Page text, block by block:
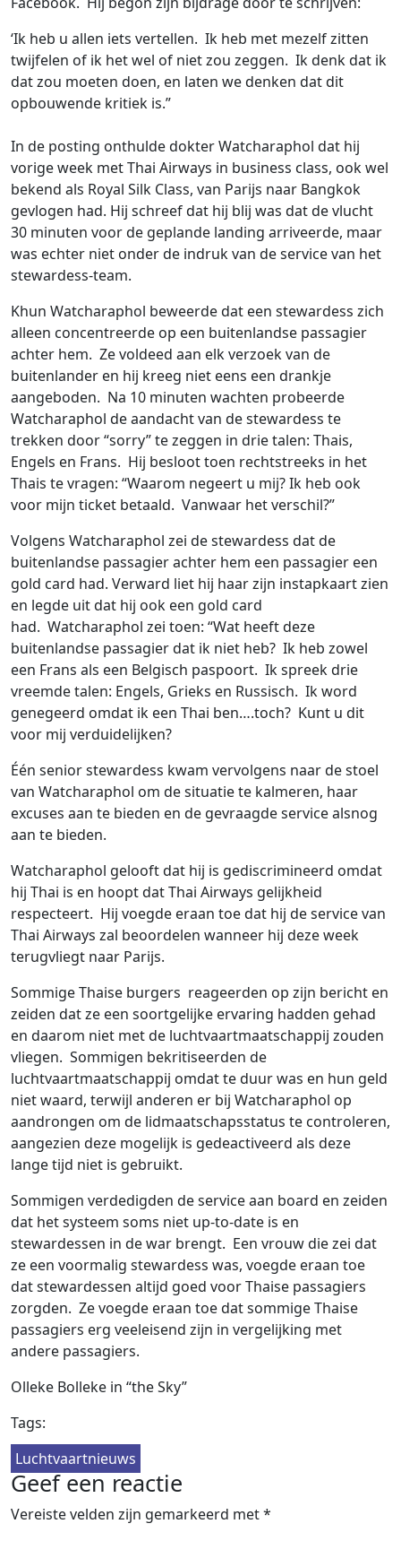
‘Ik heb u allen iets vertellen. Ik heb met mezelf zitten
twijfelen of ik het wel of niet zou zeggen. Ik denk dat ik
dat zou moeten doen, en laten we denken dat dit
opbouwende kritiek is.”
In de posting onthulde dokter Watcharaphol dat hij
vorige week met Thai Airways in business class, ook wel
bekend als Royal Silk Class, van Parijs naar Bangkok
gevlogen had. Hij schreef dat hij blij was dat de vlucht
30 minuten voor de geplande landing arriveerde, maar
was echter niet onder de indruk van de service van het
stewardess-team.
Khun Watcharaphol beweerde dat een stewardess zich
alleen concentreerde op een buitenlandse passagier
achter hem. Ze voldeed aan elk verzoek van de
buitenlander en hij kreeg niet eens een drankje
aangeboden. Na 10 minuten wachten probeerde
Watcharaphol de aandacht van de stewardess te
trekken door “sorry” te zeggen in drie talen: Thais,
Engels en Frans. Hij besloot toen rechtstreeks in het
Thais te vragen: “Waarom negeert u mij? Ik heb ook
voor mijn ticket betaald. Vanwaar het verschil?”
Volgens Watcharaphol zei de stewardess dat de
buitenlandse passagier achter hem een ​​passagier een
gold card had. Verward liet hij haar zijn instapkaart zien
en legde uit dat hij ook een gold card
had. Watcharaphol zei toen: “Wat heeft deze
buitenlandse passagier dat ik niet heb? Ik heb zowel
een Frans als een Belgisch paspoort. Ik spreek drie
vreemde talen: Engels, Grieks en Russisch. Ik word
genegeerd omdat ik een Thai ben….toch? Kunt u dit
voor mij verduidelijken?
Één senior stewardess kwam vervolgens naar de stoel
van Watcharaphol om de situatie te kalmeren, haar
excuses aan te bieden en de gevraagde service alsnog
aan te bieden.
Watcharaphol gelooft dat hij is gediscrimineerd omdat
hij Thai is en hoopt dat Thai Airways gelijkheid
respecteert. Hij voegde eraan toe dat hij de service van
Thai Airways zal beoordelen wanneer hij deze week
terugvliegt naar Parijs.
Sommige Thaise burgers reageerden op zijn bericht en
zeiden dat ze een soortgelijke ervaring hadden gehad
en daarom niet met de luchtvaartmaatschappij zouden
vliegen. Sommigen bekritiseerden de
luchtvaartmaatschappij omdat te duur was en hun geld
niet waard, terwijl anderen er bij Watcharaphol op
aandrongen om de lidmaatschapsstatus te controleren,
aangezien deze mogelijk is gedeactiveerd als deze
lange tijd niet is gebruikt.
Sommigen verdedigden de service aan board en zeiden
dat het systeem soms niet up-to-date is en
stewardessen in de war brengt. Een vrouw die zei dat
ze een voormalig stewardess was, voegde eraan toe
dat stewardessen altijd goed voor Thaise passagiers
zorgden. Ze voegde eraan toe dat sommige Thaise
passagiers erg veeleisend zijn in vergelijking met
andere passagiers.
Olleke Bolleke in “the Sky”
Tags:
Luchtvaartnieuws
Geef een reactie
Vereiste velden zijn gemarkeerd met*